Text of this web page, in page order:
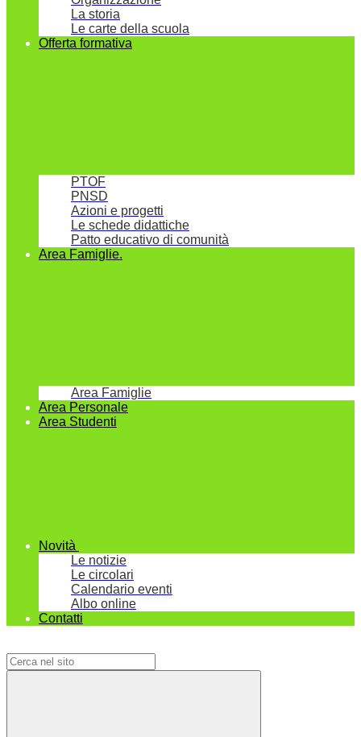
La storia
Le carte della scuola
Offerta formativa
PTOF
PNSD
Azioni e progetti
Le schede didattiche
Patto educativo di comunità
Area Famiglie.
Area Famiglie
Area Personale
Area Studenti
Novità
Le notizie
Le circolari
Calendario eventi
Albo online
Contatti